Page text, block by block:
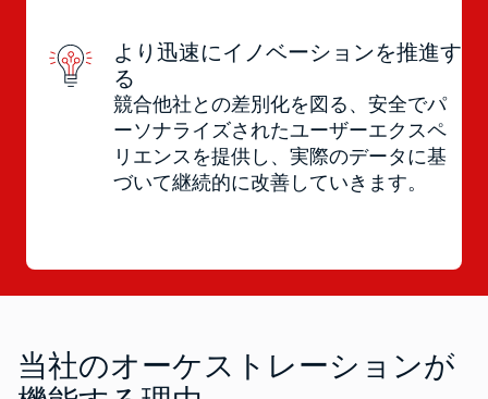
より迅速にイノベーションを推進す
る
競合他社との差別化を図る、安全でパ
ーソナライズされたユーザーエクスペ
リエンスを提供し、実際のデータに基
づいて継続的に改善していきます。
当社のオーケストレーションが